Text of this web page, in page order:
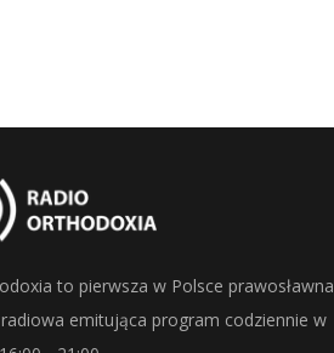
to pierwsza w Polsce prawosławna
emitująca program codziennie w